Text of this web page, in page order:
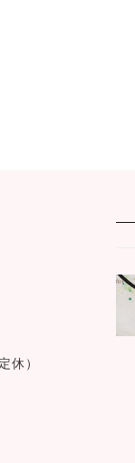
休）